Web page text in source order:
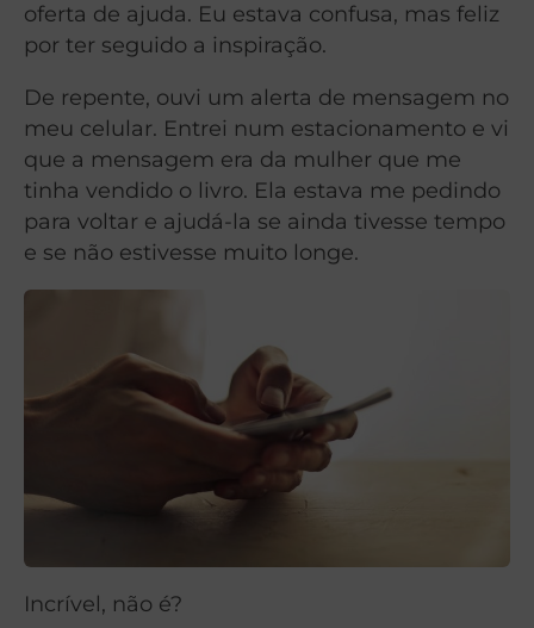
oferta de ajuda. Eu estava confusa, mas feliz
por ter seguido a inspiração.
De repente, ouvi um alerta de mensagem no
meu celular. Entrei num estacionamento e vi
que a mensagem era da mulher que me
tinha vendido o livro. Ela estava me pedindo
para voltar e ajudá-la se ainda tivesse tempo
e se não estivesse muito longe.
Incrível, não é?